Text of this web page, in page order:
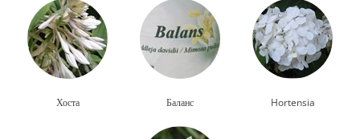
Хоста Баланс Hortensia